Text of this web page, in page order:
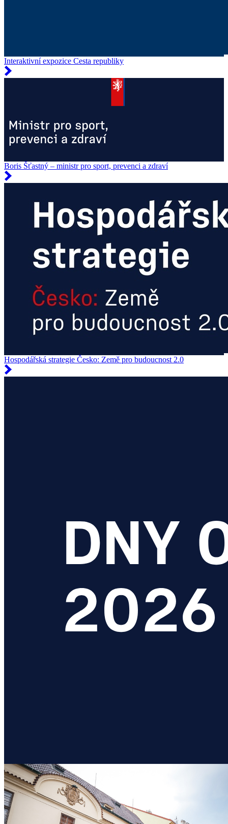
Interaktivní expozice Cesta republiky
Boris Šťastný – ministr pro sport, prevenci a zdraví
Hospodářská strategie Česko: Země pro budoucnost 2.0